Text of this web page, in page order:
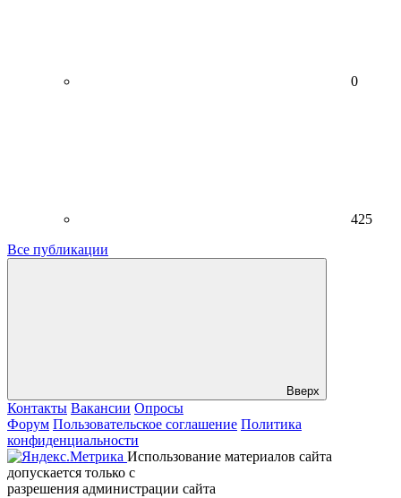
0
425
Все публикации
Вверх
Контакты Вакансии Опросы
Форум Пользовательское соглашение Политика
конфиденциальности
Использование материалов сайта
допускается только с
разрешения администрации сайта